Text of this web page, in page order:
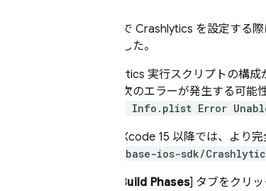
アプリで Crashlytics を設定する
しました。
Crashlytics 実行スクリプトの構
合は、次のエラーが発生する可能
error: Info.plist Error
特に、Xcode 15 以降では、より
firebase-ios-sdk/
Build Phases] タブをクリ